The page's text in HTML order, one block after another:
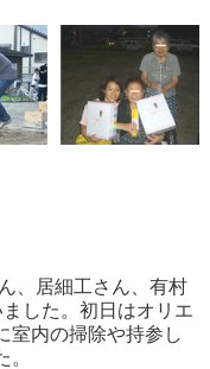
、居細工さん、有村
した。初日はオリエ
室内の掃除や持参し